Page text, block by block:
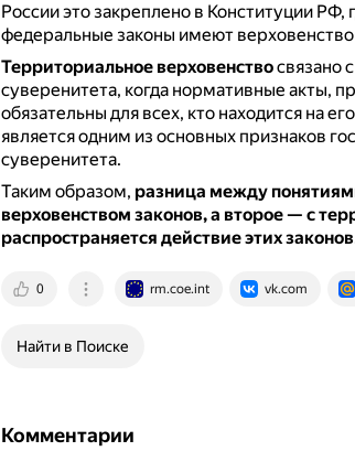
России это закреплено в Конституции РФ,
федеральные законы имеют
Территориальное верховенствосвязано
суверенитета, когда нормативные акты,
обязательны для всех, кто находится на
является одним из основных признаков
суверенитета.
Таким образом, разница между
верховенством законов, а второе — с
распространяется действие этих законов
0 rm.coe.int vk.com
Найти в Поиске
Комментарии